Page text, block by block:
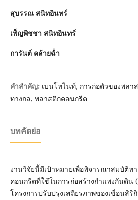
สุบรรณ สนิทอินทร์
เพ็ญพิชชา สนิทอินทร์
การันต์ คล้ายฉ่ำ
คำสำคัญ: เบนโทไนท์, การก่อตัวของพล
ทางกล, พลาสติกคอนกรีต
บทคัดย่อ
งานวิจัยนี้มีเป้าหมายเพื่อพิจารณาสมบัติท
คอนกรีตที่ใช้ในการก่อสร้างกำแพงกันดิน
โครงการปรับปรุงเสถียรภาพของเขื่อนสิ